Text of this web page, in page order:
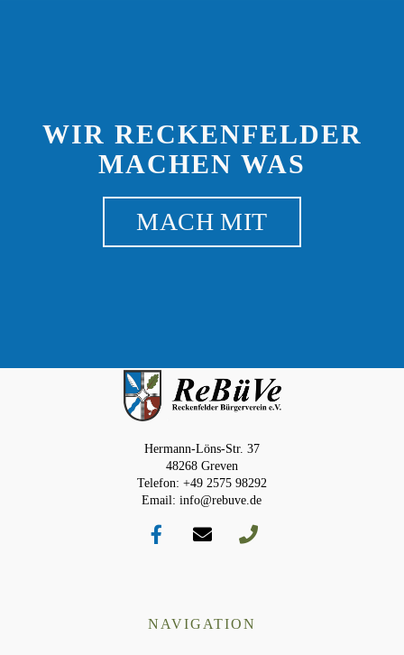
WIR RECKENFELDER
MACHEN WAS
MACH MIT
Hermann-Löns-Str. 37
48268 Greven
Telefon: +49 2575 98292
Email: info@rebuve.de
NAVIGATION